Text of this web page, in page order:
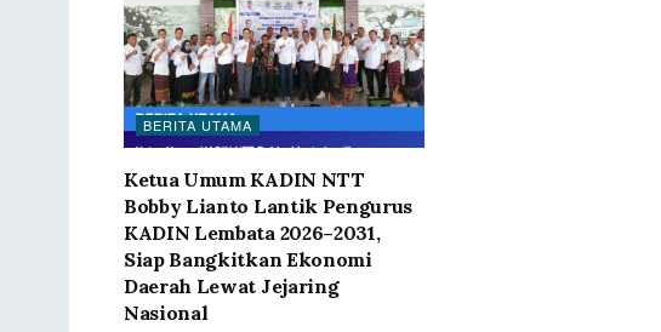
BERITA UTAMA
Ketua Umum KADIN NTT
Bobby Lianto Lantik Pengurus
KADIN Lembata 2026–2031,
Siap Bangkitkan Ekonomi
Daerah Lewat Jejaring
Nasional